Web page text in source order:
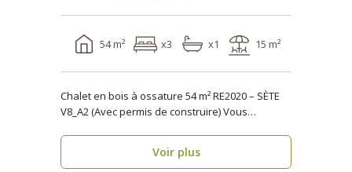
54 m² x3 x1 15 m²
Chalet en bois à ossature 54 m² RE2020 – SÈTE
V8_A2 (Avec permis de construire) Vous
Voir plus